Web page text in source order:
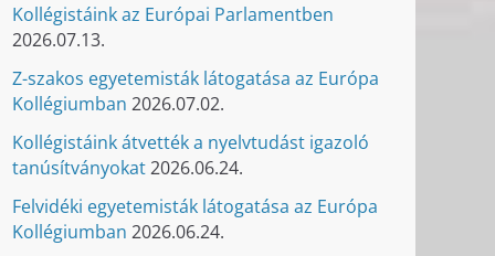
Kollégistáink az Európai Parlamentben
2026.07.13.
Z-szakos egyetemisták látogatása az Európa
Kollégiumban 2026.07.02.
Kollégistáink átvették a nyelvtudást igazoló
tanúsítványokat2026.06.24.
Felvidéki egyetemisták látogatása az Európa
Kollégiumban 2026.06.24.